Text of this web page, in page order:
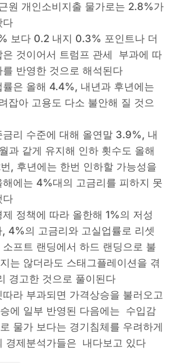
원 개인소비지출 물가로는 2.8%가
다
보다 0.2 내지 0.3% 포인트나 더
은 것이어서 트럼프 관세 부과에 따
반영한 것으로 해석된다
은 올해 4.4%, 내년과 후년에는
잡아 고용도 다소 불안해 질 것으
금리 수준에 대해 올연말 3.9%, 내
과 같게 유지해 인하 횟수도 올해
, 후년에는 한번 인하할 가능성을
해에는 4%대의 고금리를 피하지 못
다
정책에 따라 올한해 1%의 저성
4%의 고금리와 고실업률로 리셋
프트 랜딩에서 하드 랜딩으로 불
는 않더라도 스태그플레이션을 겪
경고한 것으로 풀이된다
라 부과되면 가격상승을 불러오고
에 일부 반영된 다음에는 수입감
물가 보다는 경기침체를 우려하게
경제분석가들은 내다보고 있다